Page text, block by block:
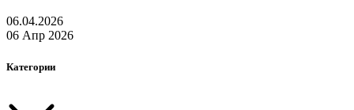
06.04.2026
06 Апр 2026
Категории